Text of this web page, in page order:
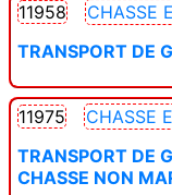
11958
CHASSE
TRANSPORT DE
11975
CHASSE
TRANSPORT DE
CHASSE NON